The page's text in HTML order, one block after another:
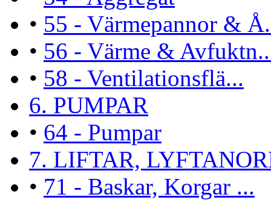
• 55 - Värmepannor &
• 56 - Värme &
• 58 - Ventilationsflä...
6. PUMPAR
• 64 - Pumpar
7. LIFTAR,
• 71 - Baskar, Korgar ...